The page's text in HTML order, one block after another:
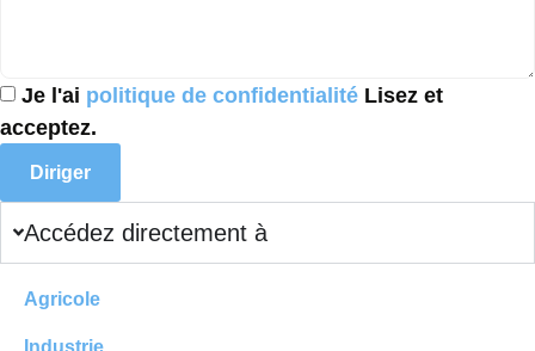
Je l'ai politique de confidentialité Lisez et
acceptez.
Diriger
Accédez directement à
Agricole
Industrie